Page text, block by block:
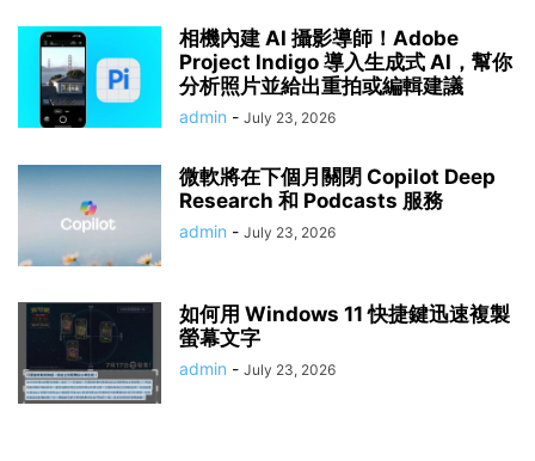
相機內建 AI 攝影導師！Adobe
Project Indigo 導入生成式 AI，幫你
分析照片並給出重拍或編輯建議
admin - July 23, 2026
微軟將在下個月關閉 Copilot Deep
Research 和 Podcasts 服務
admin - July 23, 2026
如何用 Windows 11 快捷鍵迅速複製
螢幕文字
admin - July 23, 2026